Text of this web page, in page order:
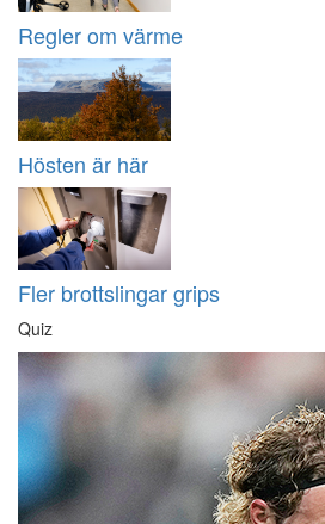
Regler om värme
Hösten är här
Fler brottslingar grips
Quiz